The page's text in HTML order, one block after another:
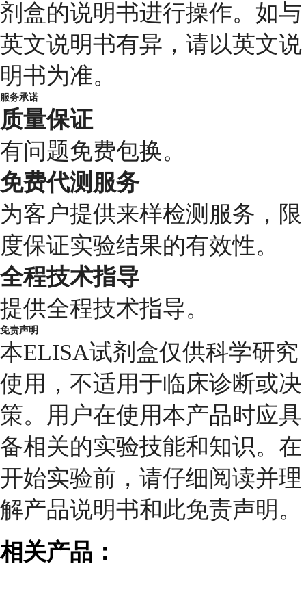
剂盒的说明书进行操作。如与
英文说明书有异，请以英文说
明书为准。
服务承诺
质量保证
有问题免费包换。
免费代测服务
为客户提供来样检测服务，限
度保证实验结果的有效性。
全程技术指导
提供全程技术指导。
免责声明
本ELISA试剂盒仅供科学研究
使用，不适用于临床诊断或决
策。用户在使用本产品时应具
备相关的实验技能和知识。在
开始实验前，请仔细阅读并理
解产品说明书和此免责声明。
相关产品：